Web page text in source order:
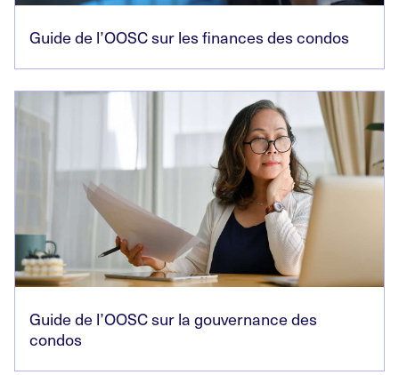
Guide de l’OOSC sur les finances des condos
Guide de l’OOSC sur la gouvernance des
condos